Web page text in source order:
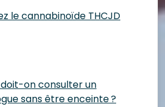
le cannabinoïde THCJD
doit-on consulter un
sans être enceinte ?